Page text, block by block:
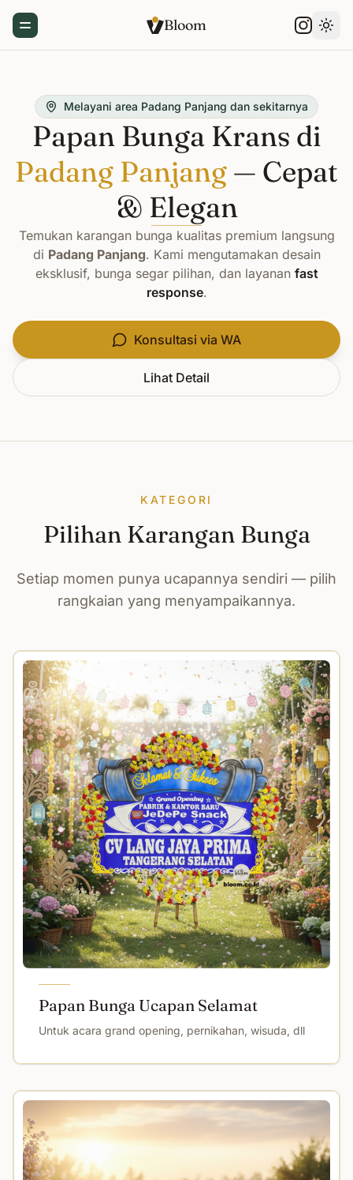
Toggle Menu Bloom
Melayani area Padang Panjang dan sekitarnya
Papan Bunga Krans di
Padang Panjang — Cepat
& Elegan
Temukan karangan bunga kualitas premium langsung
di Padang Panjang. Kami mengutamakan desain
eksklusif, bunga segar pilihan, dan layanan fast
response.
Konsultasi via WA
Lihat Detail
KATEGORI
Pilihan Karangan Bunga
Setiap momen punya ucapannya sendiri — pilih
rangkaian yang menyampaikannya.
Papan Bunga Ucapan Selamat
Untuk acara grand opening, pernikahan, wisuda, dll